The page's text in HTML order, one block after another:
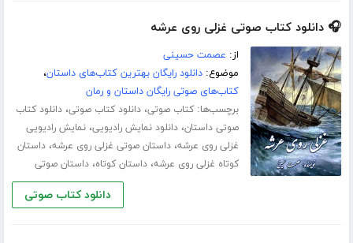
🎧 دانلود کتاب صوتی غزلی روی عرشه
از: عصمت حسینی
موضوع:دانلود رایگان بهترین کتاب‌های داستان،
کتاب‌های صوتی رایگان داستان و رمان
برچسب‌ها:کتاب صوتی،دانلود کتاب صوتی،دانلود کتاب
صوتی داستان،دانلود نمایش رادیویی،نمایش رادیویی
غزلی روی عرشه،داستان صوتی غزلی روی عرشه،داستان
کوتاه غزلی روی عرشه،داستان کوتاه،داستان صوتی
دانلود کتاب صوتی